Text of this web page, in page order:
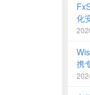
化
携